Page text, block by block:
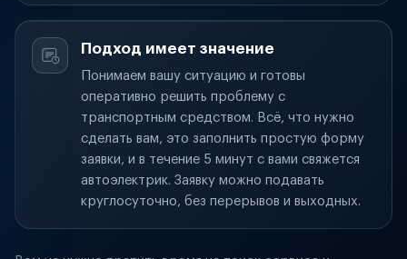
Подход имеет значение
Понимаем вашу ситуацию и готовы
оперативно решить проблему с
транспортным средством. Всё, что нужно
сделать вам, это заполнить простую форму
заявки, и в течение 5 минут с вами свяжется
автоэлектрик. Заявку можно подавать
круглосуточно, без перерывов и выходных.